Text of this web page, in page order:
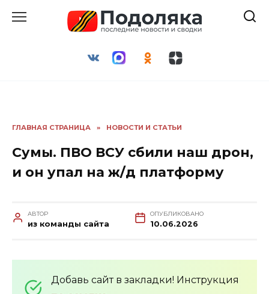
ГЛАВНАЯ СТРАНИЦА » НОВОСТИ И СТАТЬИ
Сумы. ПВО ВСУ сбили наш дрон,
и он упал на ж/д платформу
АВТОР
из команды сайта
ОПУБЛИКОВАНО
10.06.2026
Добавь сайт в закладки! Инструкция